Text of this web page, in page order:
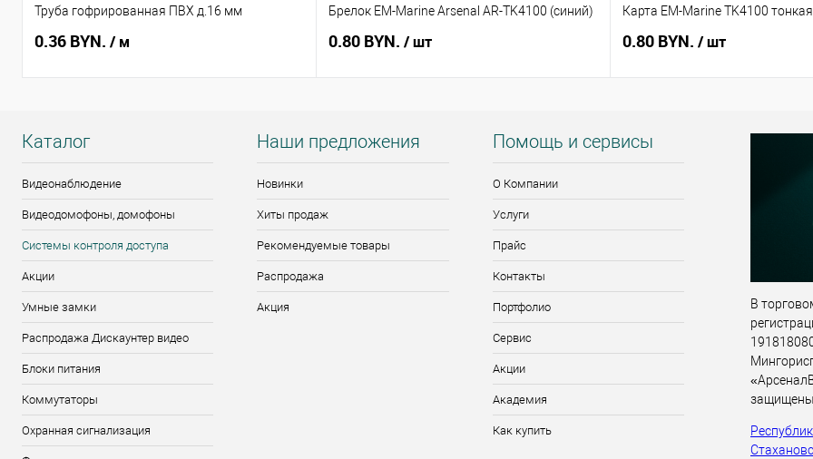
Труба гофрированная ПВХ д.16 мм
0.36 BYN. / м
Брелок EM-Marine Arsenal AR-TK4100 (синий)
0.80 BYN. / шт
Карта EM-Marine TK4100
0.80 BYN. / шт
Каталог
Видеонаблюдение
Видеодомофоны, домофоны
Системы контроля доступа
Акции
Умные замки
Распродажа Дискаунтер видео
Блоки питания
Коммутаторы
Охранная сигнализация
Наши предложения
Новинки
Хиты продаж
Рекомендуемые товары
Распродажа
Акция
Помощь и сервисы
О Компании
Услуги
Прайс
Контакты
Портфолио
Сервис
Акции
Академия
Как купить
В
защищены.